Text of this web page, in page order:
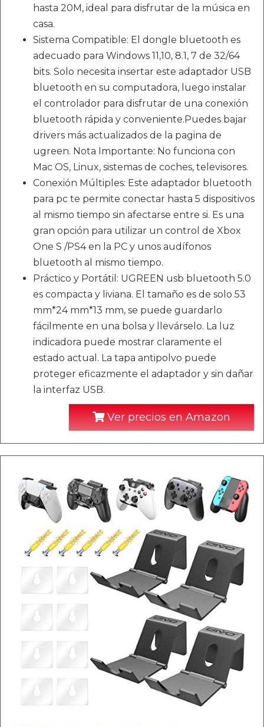
hasta 20M, ideal para disfrutar de la música en
casa.
Sistema Compatible: El dongle bluetooth es
adecuado para Windows 11,10, 8.1, 7 de 32/64
bits. Solo necesita insertar este adaptador USB
bluetooth en su computadora, luego instalar
el controlador para disfrutar de una conexión
bluetooth rápida y conveniente.Puedes bajar
drivers más actualizados de la pagina de
ugreen. Nota Importante: No funciona con
Mac OS, Linux, sistemas de coches, televisores.
Conexión Múltiples: Este adaptador bluetooth
para pc te permite conectar hasta 5 dispositivos
al mismo tiempo sin afectarse entre si. Es una
gran opción para utilizar un control de Xbox
One S /PS4 en la PC y unos audífonos
bluetooth al mismo tiempo.
Práctico y Portátil: UGREEN usb bluetooth 5.0
es compacta y liviana. El tamaño es de solo 53
mm*24 mm*13 mm, se puede guardarlo
fácilmente en una bolsa y llevárselo. La luz
indicadora puede mostrar claramente el
estado actual. La tapa antipolvo puede
proteger eficazmente el adaptador y sin dañar
la interfaz USB.
Ver precios en Amazon